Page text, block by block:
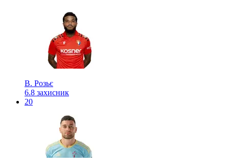
В. Розьє
6.8 захисник
20